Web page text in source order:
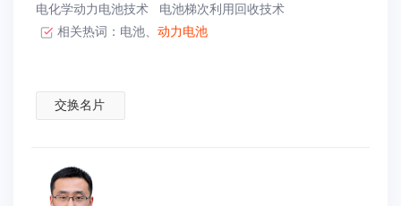
电化学动力电池技术
电池梯次利用回收技术
相关热词： 电池、 动力电池
交换名片